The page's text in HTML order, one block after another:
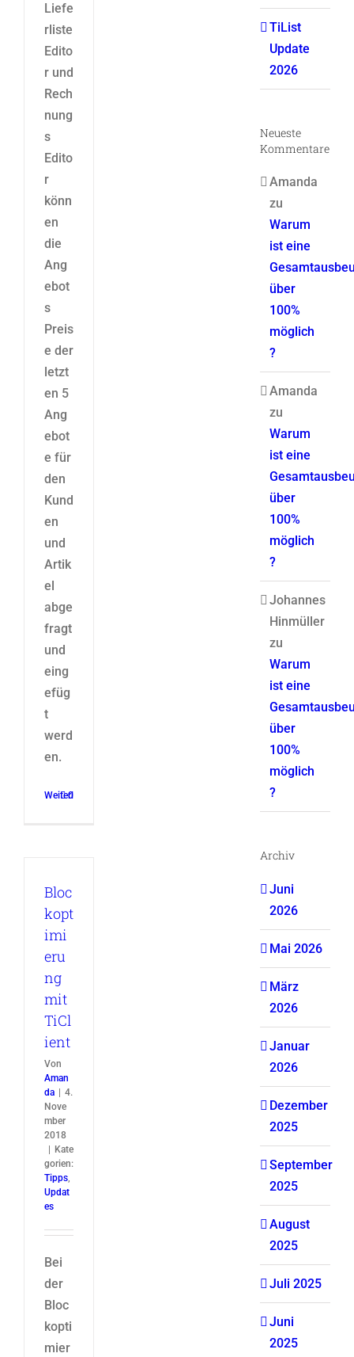
Liefe
rliste
Edito
r und
Rech
nung
s
Edito
r
könn
en
die
Ang
ebot
s
Preis
e der
letzt
en 5
Ang
ebot
e für
den
Kund
en
und
Artik
el
abge
fragt
und
eing
efüg
t
werd
en.
Weiterlesen
0
Bloc
kopt
imi
eru
ng
mit
TiCl
ient
Von
Aman
da
4.
Nove
mber
2018
Kate
gorien:
Tipps,
Updat
es
Bei
der
Bloc
kopti
mier
TiList
Update
2026
Neueste
Kommentare
Amanda
zu
Warum
ist eine
über
100%
möglich
?
Amanda
zu
Warum
ist eine
über
100%
möglich
?
Johannes
Hinmüller
zu
Warum
ist eine
über
100%
möglich
?
Archiv
Juni
2026
Mai 2026
März
2026
Januar
2026
Dezember
2025
September
2025
August
2025
Juli 2025
Juni
2025